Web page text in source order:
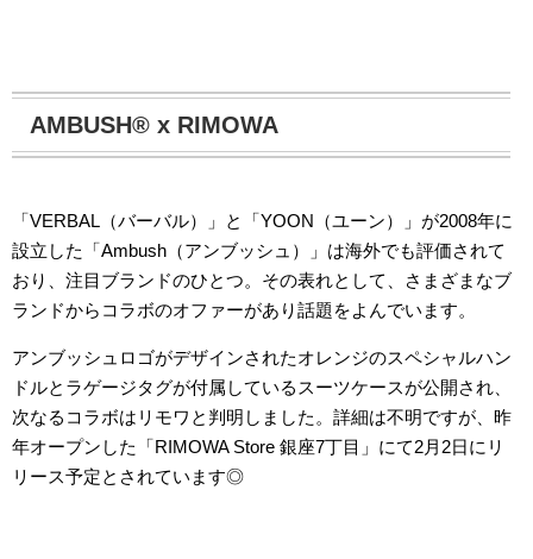
AMBUSH® x RIMOWA
「VERBAL（バーバル）」と「YOON（ユーン）」が2008年に
設立した「Ambush（アンブッシュ）」は海外でも評価されて
おり、注目ブランドのひとつ。その表れとして、さまざまなブ
ランドからコラボのオファーがあり話題をよんでいます。
アンブッシュロゴがデザインされたオレンジのスペシャルハン
ドルとラゲージタグが付属しているスーツケースが公開され、
次なるコラボはリモワと判明しました。詳細は不明ですが、昨
年オープンした「RIMOWA Store 銀座7丁目」にて2月2日にリ
リース予定とされています◎